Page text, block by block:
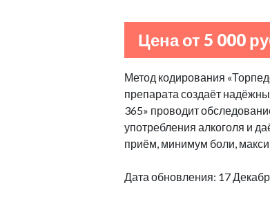
Цена от 5 000
Метод кодирования
препарата создаёт
365» проводит
употребления алкоголя и
приём, минимум боли,
Дата обновления: 17